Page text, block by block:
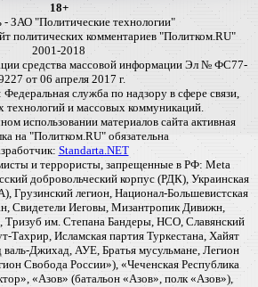
18+
- ЗАО "Политические технологии"
политических комментариев "Политком.RU"
2001-2018
средства массовой информации Эл № ФС77-
от 06 апреля 2017 г.
служба по надзору в сфере связи,
и массовых коммуникаций.
использовании материалов сайта активная
на "Политком.RU" обязательна
Standarta.NET
и террористы, запрещенные в РФ: Meta
добровольческий корпус (РДК), Украинская
Грузинский легион, Национал-Большевистская
Свидетели Иеговы, Мизантропик Дивижн,
Тризуб им. Степана Бандеры, НСО, Славянский
Тахрир, Исламская партия Туркестана, Хайят
Джихад, АУЕ, Братья мусульмане, Легион
Свобода России»), «Чеченская Республика
«Азов» (батальон «Азов», полк «Азов»),